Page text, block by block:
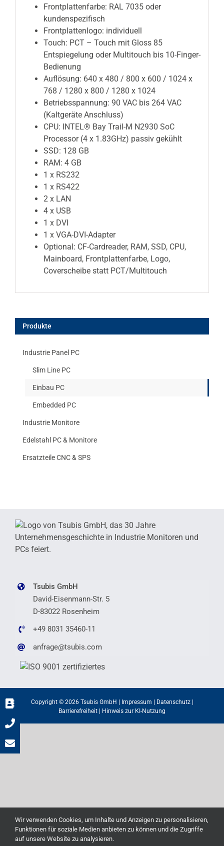
Frontplattenfarbe: RAL 7035 oder
kundenspezifisch
Frontplattenlogo: individuell
Touch: PCT – Touch mit Gloss 85
Entspiegelung oder Multitouch bis 10-Finger-
Bedienung
Auflösung: 640 x 480 / 800 x 600 / 1024 x
768 / 1280 x 800 / 1280 x 1024
Betriebsspannung: 90 VAC bis 264 VAC
(Kaltgeräte Anschluss)
CPU: INTEL® Bay Trail-M N2930 SoC
Processor (4 x 1.83GHz) passiv gekühlt
SSD: 128 GB
RAM: 4 GB
1 x RS232
1 x RS422
2 x LAN
4 x USB
1 x DVI
1 x VGA-DVI-Adapter
Optional: CF-Cardreader, RAM, SSD, CPU,
Mainboard, Frontplattenfarbe, Logo,
Coverscheibe statt PCT/Multitouch
Produkte
Industrie Panel PC
Slim Line PC
Einbau PC
Embedded PC
Industrie Monitore
Edelstahl PC & Monitore
Ersatzteile CNC & SPS
Tsubis GmbH
David-Eisenmann-Str. 5
D-83022 Rosenheim
+49 8031 35460-11
anfrage@tsubis.com
Copyright © 2026 Tsubis GmbH | Impressum | Datenschutz|
Barrierefreiheit | Hinweis zur KI-Nutzung
Wir verwenden Cookies, um Inhalte und Anzeigen zu personalisieren,
Funktionen für soziale Medien anbieten zu können und die Zugriffe
auf unsere Website zu analysieren.